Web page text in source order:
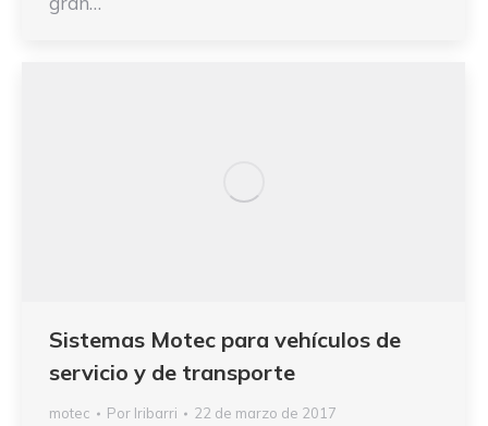
Sistemas Motec para vehículos de
servicio y de transporte
motec Por Iribarri 22 de marzo de 2017